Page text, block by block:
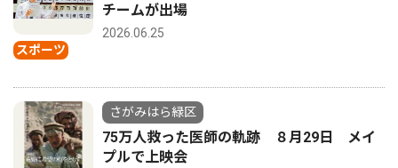
スポーツ
チームが出場
2026.06.25
さがみはら緑区
75万人救った医師の軌跡 ８月29日 メイ
プルで上映会